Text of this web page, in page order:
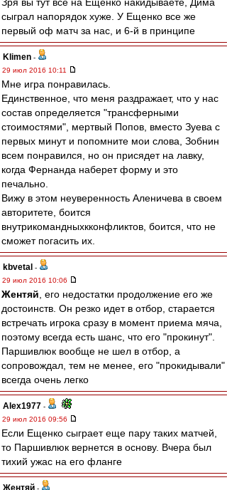
сыграл напорядок хуже. У Ещенко все же
первый оф матч за нас, и 6-й в принципе
Klimen -
29 июл 2016 10:11
Мне игра понравилась.
Единственное, что меня раздражает, что у нас
состав определяется "трансферными
стоимостями", мертвый Попов, вместо Зуева с
первых минут и попомните мои слова, Зобнин
всем понравился, но он присядет на лавку,
когда Фернанда наберет форму и это
печально.
Вижу в этом неуверенность Аленичева в своем
авторитете, боится
внутрикомандныхкконфликтов, боится, что не
сможет погасить их.
kbvetal -
29 июл 2016 10:06
Жентяй , его недостатки продолжение его же
достоинств. Он резко идет в отбор, старается
встречать игрока сразу в момент приема мяча,
поэтому всегда есть шанс, что его "прокинут".
Паршивлюк вообще не шел в отбор, а
сопровождал, тем не менее, его "прокидывали"
всегда очень легко
Alex1977 -
29 июл 2016 09:56
Если Ещенко сыграет еще пару таких матчей,
то Паршивлюк вернется в основу. Вчера был
тихий ужас на его фланге
Жентяй -